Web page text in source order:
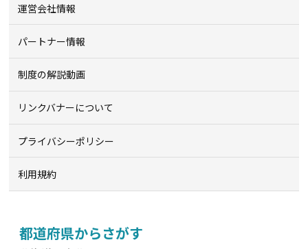
運営会社情報
パートナー情報
制度の解説動画
リンクバナーについて
プライバシーポリシー
利用規約
都道府県からさがす